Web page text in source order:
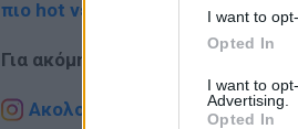
I want to
Opted In
I want to
Advertising.
Opted In
πιο hot νέα
Για ακόμη περισσότερα
Ακολουθήστε το E-Radio.gr